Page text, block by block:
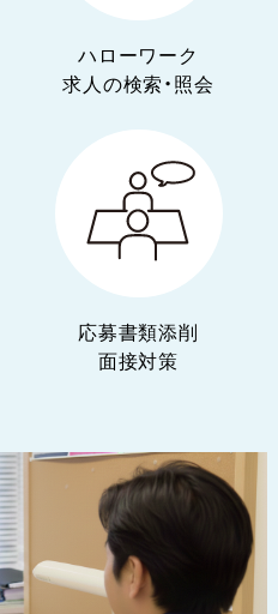
ハローワーク
求人の検索・照会
応募書類添削
面接対策